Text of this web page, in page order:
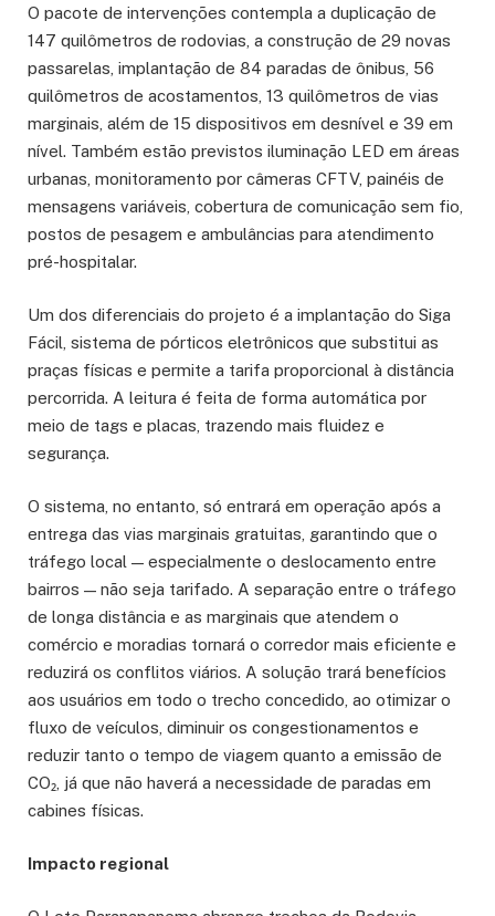
O pacote de intervenções contempla a duplicação de
147 quilômetros de rodovias, a construção de 29 novas
passarelas, implantação de 84 paradas de ônibus, 56
quilômetros de acostamentos, 13 quilômetros de vias
marginais, além de 15 dispositivos em desnível e 39 em
nível. Também estão previstos iluminação LED em áreas
urbanas, monitoramento por câmeras CFTV, painéis de
mensagens variáveis, cobertura de comunicação sem fio,
postos de pesagem e ambulâncias para atendimento
pré-hospitalar.
Um dos diferenciais do projeto é a implantação do Siga
Fácil, sistema de pórticos eletrônicos que substitui as
praças físicas e permite a tarifa proporcional à distância
percorrida. A leitura é feita de forma automática por
meio de tags e placas, trazendo mais fluidez e
segurança.
O sistema, no entanto, só entrará em operação após a
entrega das vias marginais gratuitas, garantindo que o
tráfego local — especialmente o deslocamento entre
bairros — não seja tarifado. A separação entre o tráfego
de longa distância e as marginais que atendem o
comércio e moradias tornará o corredor mais eficiente e
reduzirá os conflitos viários. A solução trará benefícios
aos usuários em todo o trecho concedido, ao otimizar o
fluxo de veículos, diminuir os congestionamentos e
reduzir tanto o tempo de viagem quanto a emissão de
CO₂, já que não haverá a necessidade de paradas em
cabines físicas.
Impacto regional